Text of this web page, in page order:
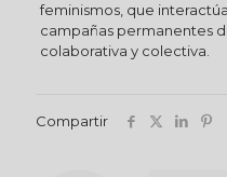
feminismos, que
campañas permanentes
colaborativa y colectiva.
Compartir